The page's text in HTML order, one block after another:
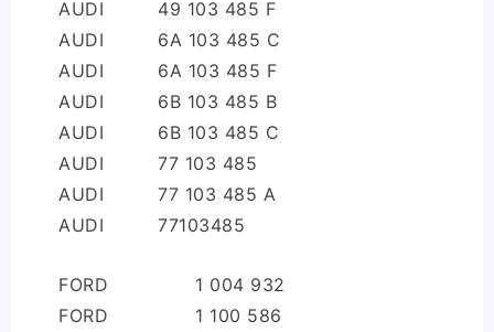
AUDI
49 103 485 F
AUDI
6A 103 485 C
AUDI
6A 103 485 F
AUDI
6B 103 485 B
AUDI
6B 103 485 C
AUDI
77 103 485
AUDI
77 103 485 A
AUDI
77103485
FORD
1 004 932
FORD
1 100 586